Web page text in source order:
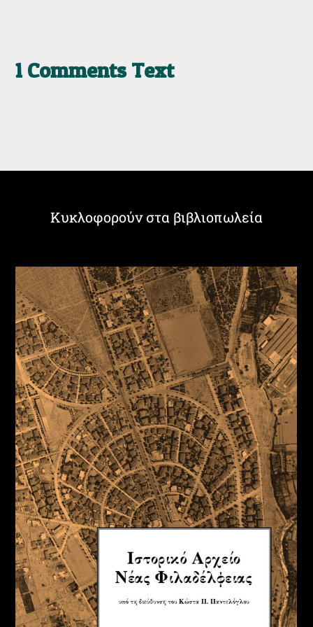
1 Comments Text
Κυκλοφορούν στα βιβλιοπωλεία